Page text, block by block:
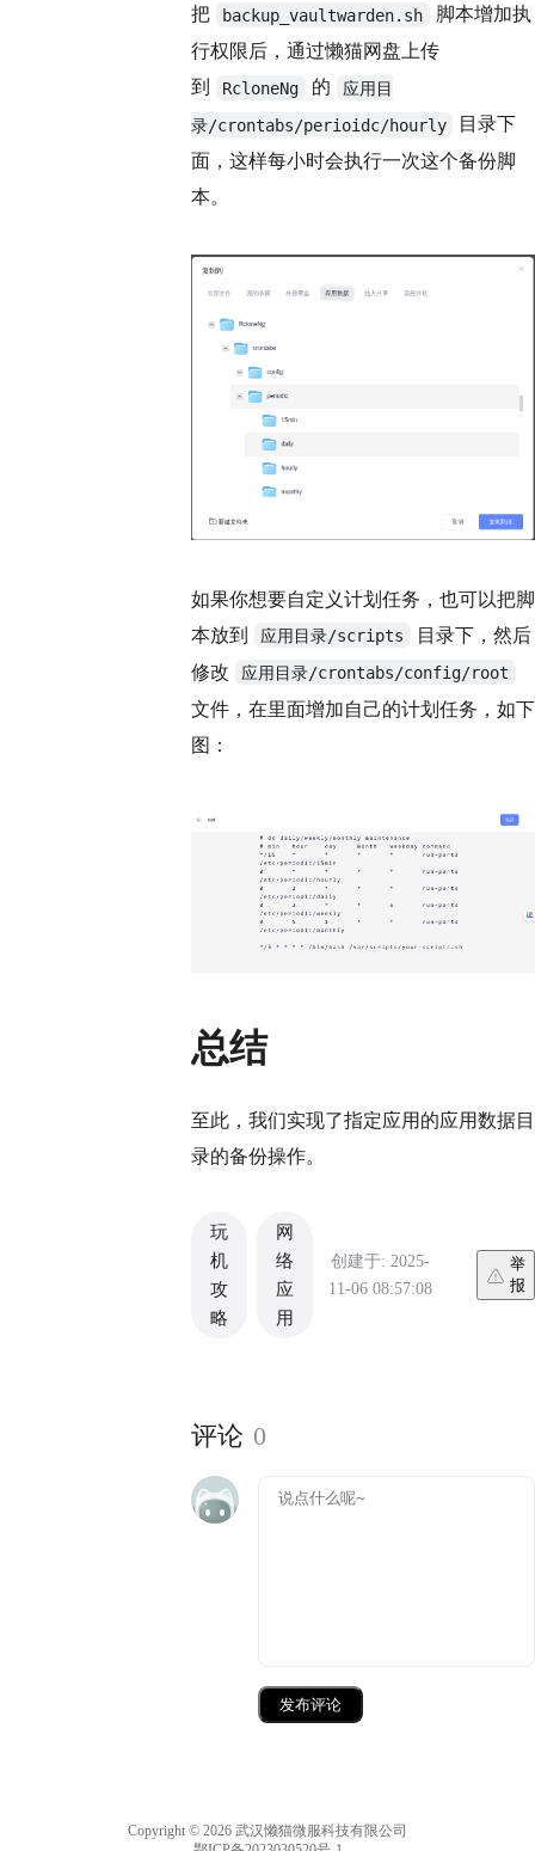
把 backup_vaultwarden.sh
脚本增加执
行权限后，通过懒猫网盘上传
到
RcloneNg 的
应用目
录/crontabs/perioidc/hourly
目录下
面，这样每小时会执行一次这个备份脚
本。
如果你想要自定义计划任务，也可以把脚
本放到
应用目录/scripts
目录下，然后
修改
应用目录/crontabs/config/root
文件，在里面增加自己的计划任务，如下
图：
总结
至此，我们实现了指定应用的应用数据目
录的备份操作。
玩
机
攻
略
网
络
应
用
创建于: 2025-
11-06 08:57:08
举
报
评论 0
发布评论
Copyright © 2026 武汉懒猫微服科技有限公司